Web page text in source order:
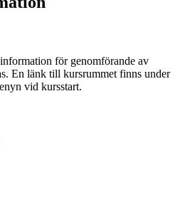
för genomförande av
En länk till kursrummet finns under
vid kursstart.